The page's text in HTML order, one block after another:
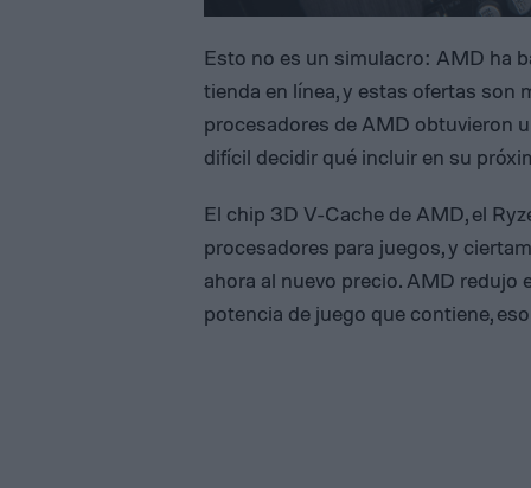
Esto no es un simulacro: AMD ha
tienda en línea, y estas ofertas son
procesadores de AMD obtuvieron
difícil decidir qué incluir en su
El chip 3D V-Cache de AMD, el
procesadores para juegos, y
ahora al nuevo precio. AMD
potencia de juego que contiene,